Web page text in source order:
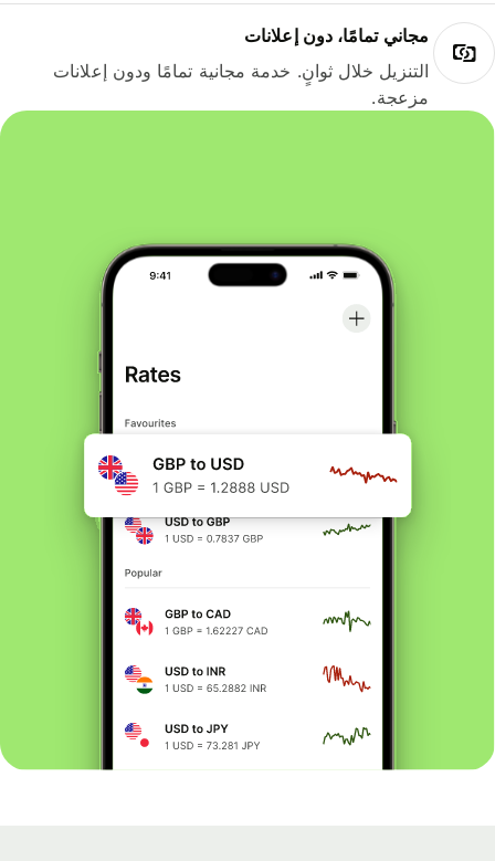
مجاني تمامًا، دون إعلانات
التنزيل خلال ثوانٍ. خدمة مجانية تمامًا ودون إعلانات
مزعجة.